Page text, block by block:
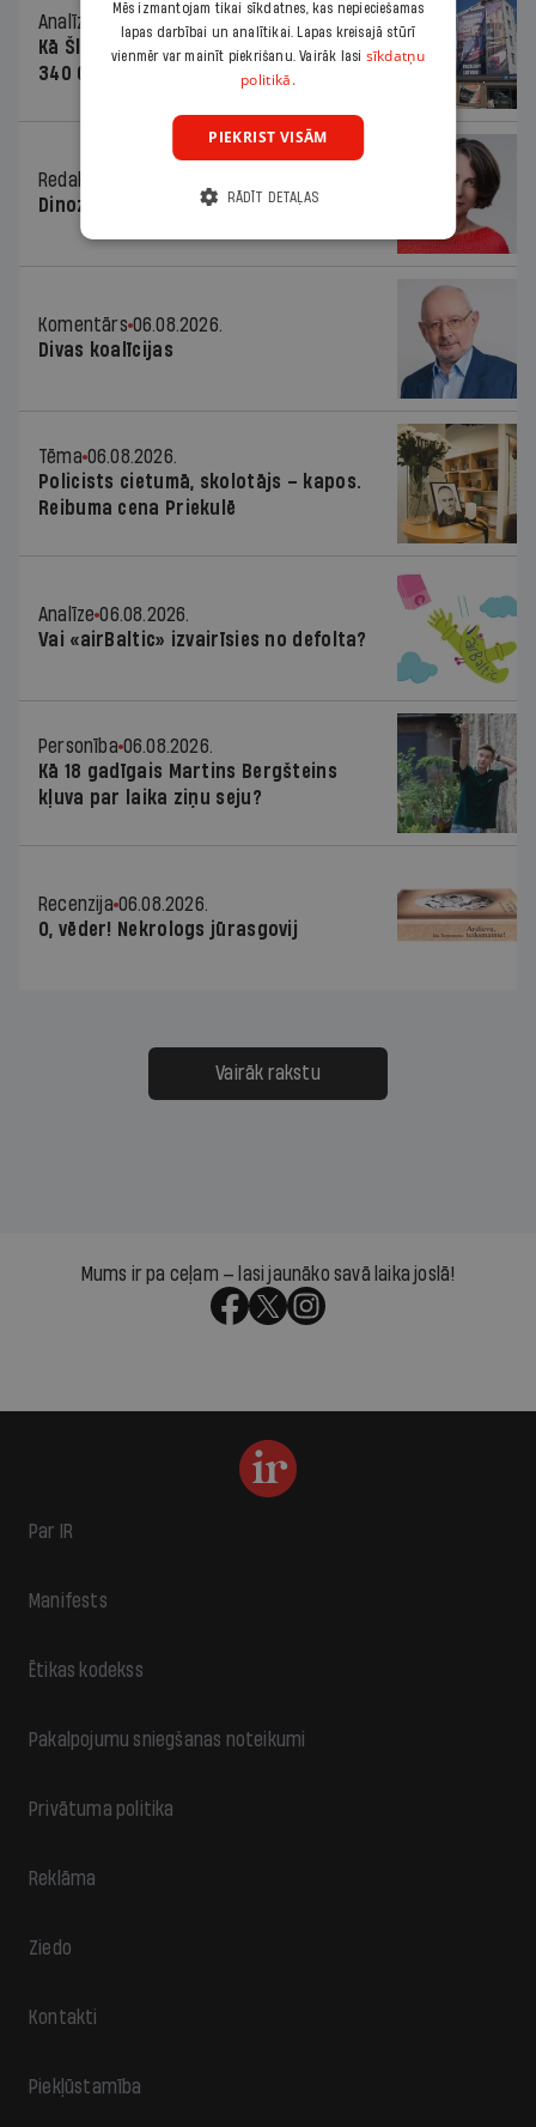
Analīze
06.08.2026.
Kā Šlesera partija palika nesodīta par
340 000 vērtu reklāmas kampaņu
Redaktores sleja
Dinozaura triks
Komentārs 06.08.2026.
Divas koalīcijas
Tēma 06.08.2026.
Policists cietumā, skolotājs – kapos.
Reibuma cena Priekulē
Analīze 06.08.2026.
Vai «airBaltic» izvairīsies no defolta?
Personība 06.08.2026.
Kā 18 gadīgais Martins Bergšteins
kļuva par laika ziņu seju?
Recenzija 06.08.2026.
O, vēder! Nekrologs jūrasgovij
Vairāk rakstu
Mums ir pa ceļam — lasi jaunāko savā laika joslā!
Par IR
Manifests
Ētikas kodekss
Pakalpojumu sniegšanas noteikumi
Privātuma politika
Reklāma
Ziedo
Kontakti
Piekļūstamība
Mēs izmantojam tikai sīkdatnes, kas nepieciešamas
lapas darbībai un analītikai. Lapas kreisajā stūrī
vienmēr var mainīt piekrišanu. Vairāk lasi sīkdatņu
politikā.
PIEKRIST VISĀM
RĀDĪT DETAĻAS